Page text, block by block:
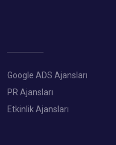
Google ADS Ajansları
PR Ajansları
Etkinlik Ajansları